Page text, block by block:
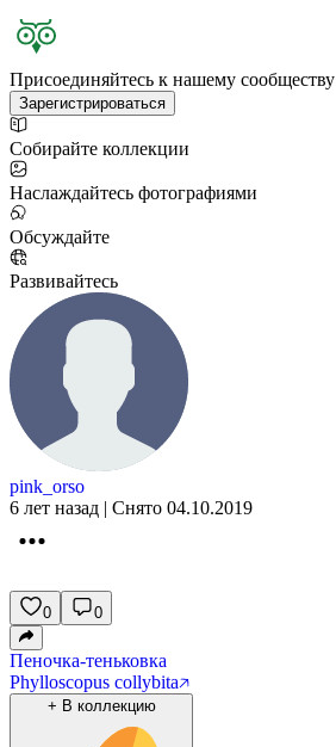
Присоединяйтесь к нашему сообществу
Зарегистрироваться
Собирайте коллекции
Наслаждайтесь фотографиями
Обсуждайте
Развивайтесь
pink_orso
6 лет назад | Снято 04.10.2019
0 0
Пеночка-теньковка
Phylloscopus collybita
+ В коллекцию